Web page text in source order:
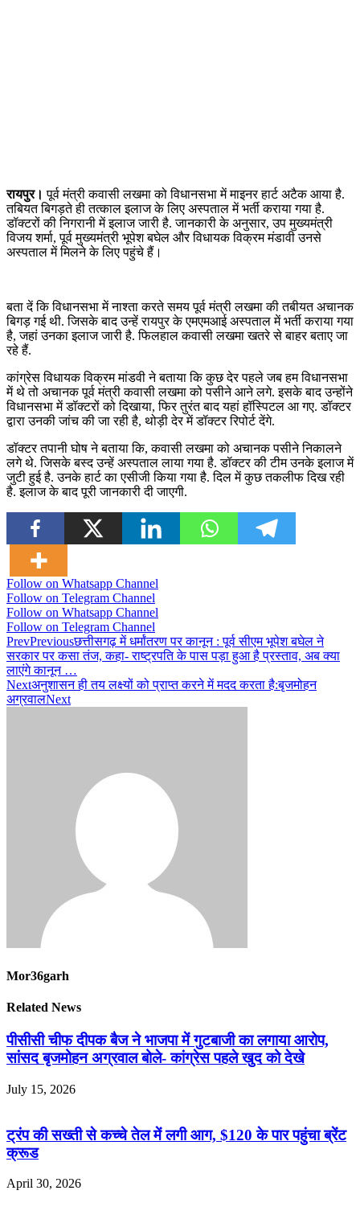
रायपुर। पूर्व मंत्री कवासी लखमा को विधानसभा में माइनर हार्ट अटैक आया है.
तबियत बिगड़ते ही तत्काल इलाज के लिए अस्पताल में भर्ती कराया गया है.
डॉक्टरों की निगरानी में इलाज जारी है. जानकारी के अनुसार, उप मुख्यमंत्री
विजय शर्मा, पूर्व मुख्यमंत्री भूपेश बघेल और विधायक विक्रम मंडावी उनसे
अस्पताल में मिलने के लिए पहुंचे हैं।
बता दें कि विधानसभा में नाश्ता करते समय पूर्व मंत्री लखमा की तबीयत अचानक
बिगड़ गई थी. जिसके बाद उन्हें रायपुर के एमएमआई अस्पताल में भर्ती कराया गया
है, जहां उनका इलाज जारी है. फिलहाल कवासी लखमा खतरे से बाहर बताए जा
रहे हैं.
कांग्रेस विधायक विक्रम मांडवी ने बताया कि कुछ देर पहले जब हम विधानसभा
में थे तो अचानक पूर्व मंत्री कवासी लखमा को पसीने आने लगे. इसके बाद उन्होंने
विधानसभा में डॉक्टरों को दिखाया, फिर तुरंत बाद यहां हॉस्पिटल आ गए. डॉक्टर
द्वारा उनकी जांच की जा रही है, थोड़ी देर में डॉक्टर रिपोर्ट देंगे.
डॉक्टर तपानी घोष ने बताया कि, कवासी लखमा को अचानक पसीने निकालने
लगे थे. जिसके बस्द उन्हें अस्पताल लाया गया है. डॉक्टर की टीम उनके इलाज में
जुटी हुई है. उनके हार्ट का एसीजी किया गया है. दिल में कुछ तकलीफ दिख रही
है. इलाज के बाद पूरी जानकारी दी जाएगी.
Follow on Whatsapp Channel
Follow on Telegram Channel
Follow on Whatsapp Channel
Follow on Telegram Channel
PrevPreviousछत्तीसगढ़ में धर्मांतरण पर कानून : पूर्व सीएम भूपेश बघेल ने
सरकार पर कसा तंज, कहा- राष्ट्रपति के पास पड़ा हुआ है प्रस्ताव, अब क्या
लाएंगे कानून …
Nextअनुशासन ही तय लक्ष्यों को प्राप्त करने में मदद करता है:बृजमोहन
अग्रवालNext
Mor36garh
Related News
पीसीसी चीफ दीपक बैज ने भाजपा में गुटबाजी का लगाया आरोप,
सांसद बृजमोहन अग्रवाल बोले- कांग्रेस पहले खुद को देखे
July 15, 2026
ट्रंप की सख्ती से कच्चे तेल में लगी आग, $120 के पार पहुंचा ब्रेंट
क्रूड
April 30, 2026